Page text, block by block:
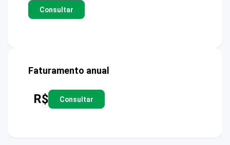
Consultar
Faturamento anual
R$ Consultar